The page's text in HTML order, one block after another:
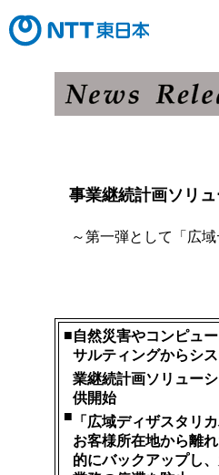
事業継続計画ソリ
～第一弾として「広
■自然災害やコンピュ
サルティングからシ
業継続計画ソリュー
供開始
■ 「広域ディザスタリ
お客様所在地から離
的にバックアップし